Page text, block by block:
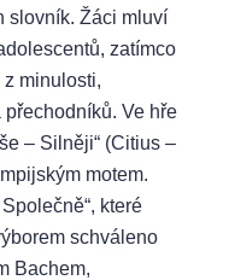
slovník. Žáci mluví
zatímco
minulosti,
Ve hře
– Silněji“ (Citius –
motem.
které
schváleno
Bachem,